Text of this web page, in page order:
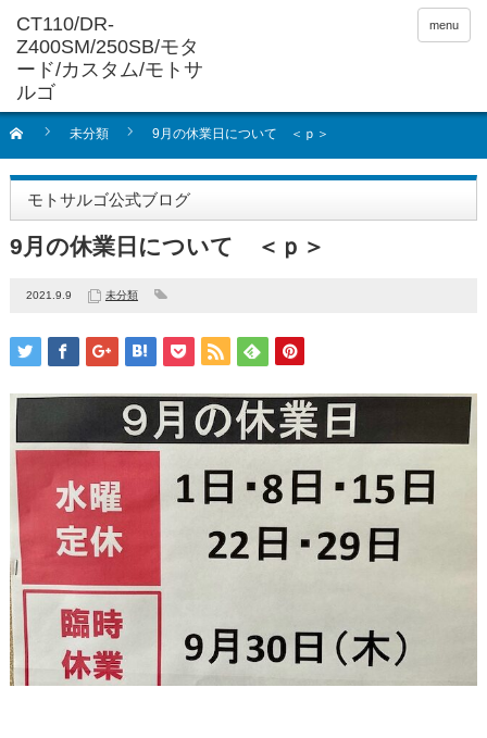
menu
未分類 9月の休業日について ＜ｐ＞
モトサルゴ公式ブログ
9月の休業日について ＜ｐ＞
2021.9.9 未分類